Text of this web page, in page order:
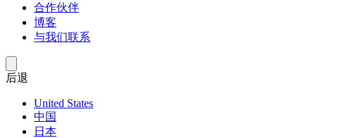
合作伙伴
博客
与我们联系
后退
United States
中国
日本